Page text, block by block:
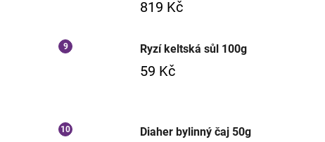
819 Kč
Ryzí keltská sůl 100g
59 Kč
Diaher bylinný čaj 50g